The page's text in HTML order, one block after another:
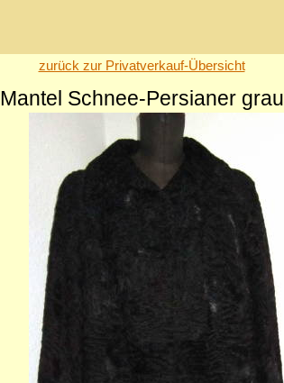
zurück zur Privatverkauf-Übersicht
Mantel Schnee-Persianer grau